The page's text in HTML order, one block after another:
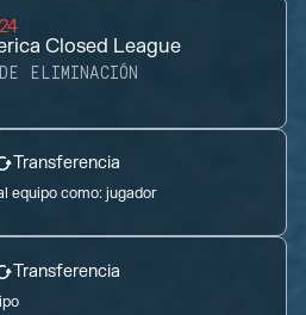
Closed League
DE ELIMINACIÓN
Transferencia
equipo como:jugador
Transferencia